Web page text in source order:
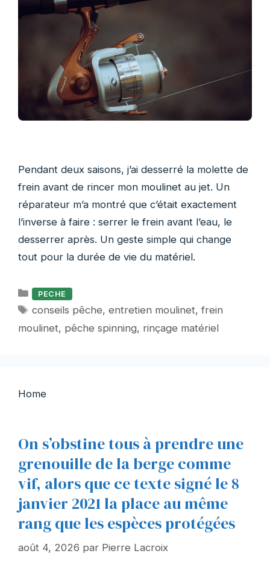
Pendant deux saisons, j’ai desserré la molette de
frein avant de rincer mon moulinet au jet. Un
réparateur m’a montré que c’était exactement
l’inverse à faire : serrer le frein avant l’eau, le
desserrer après. Un geste simple qui change
tout pour la durée de vie du matériel.
Catégories
PECHE
Étiquettes
conseils pêche,entretien moulinet,frein
moulinet, pêche spinning, rinçage matériel
Home
On s’obstine tous à prendre une
grenouille de la berge comme
vif, alors que ce texte signé le 8
janvier 2021 la place au même
rang que les espèces protégées
août 4, 2026 par Pierre Lacroix